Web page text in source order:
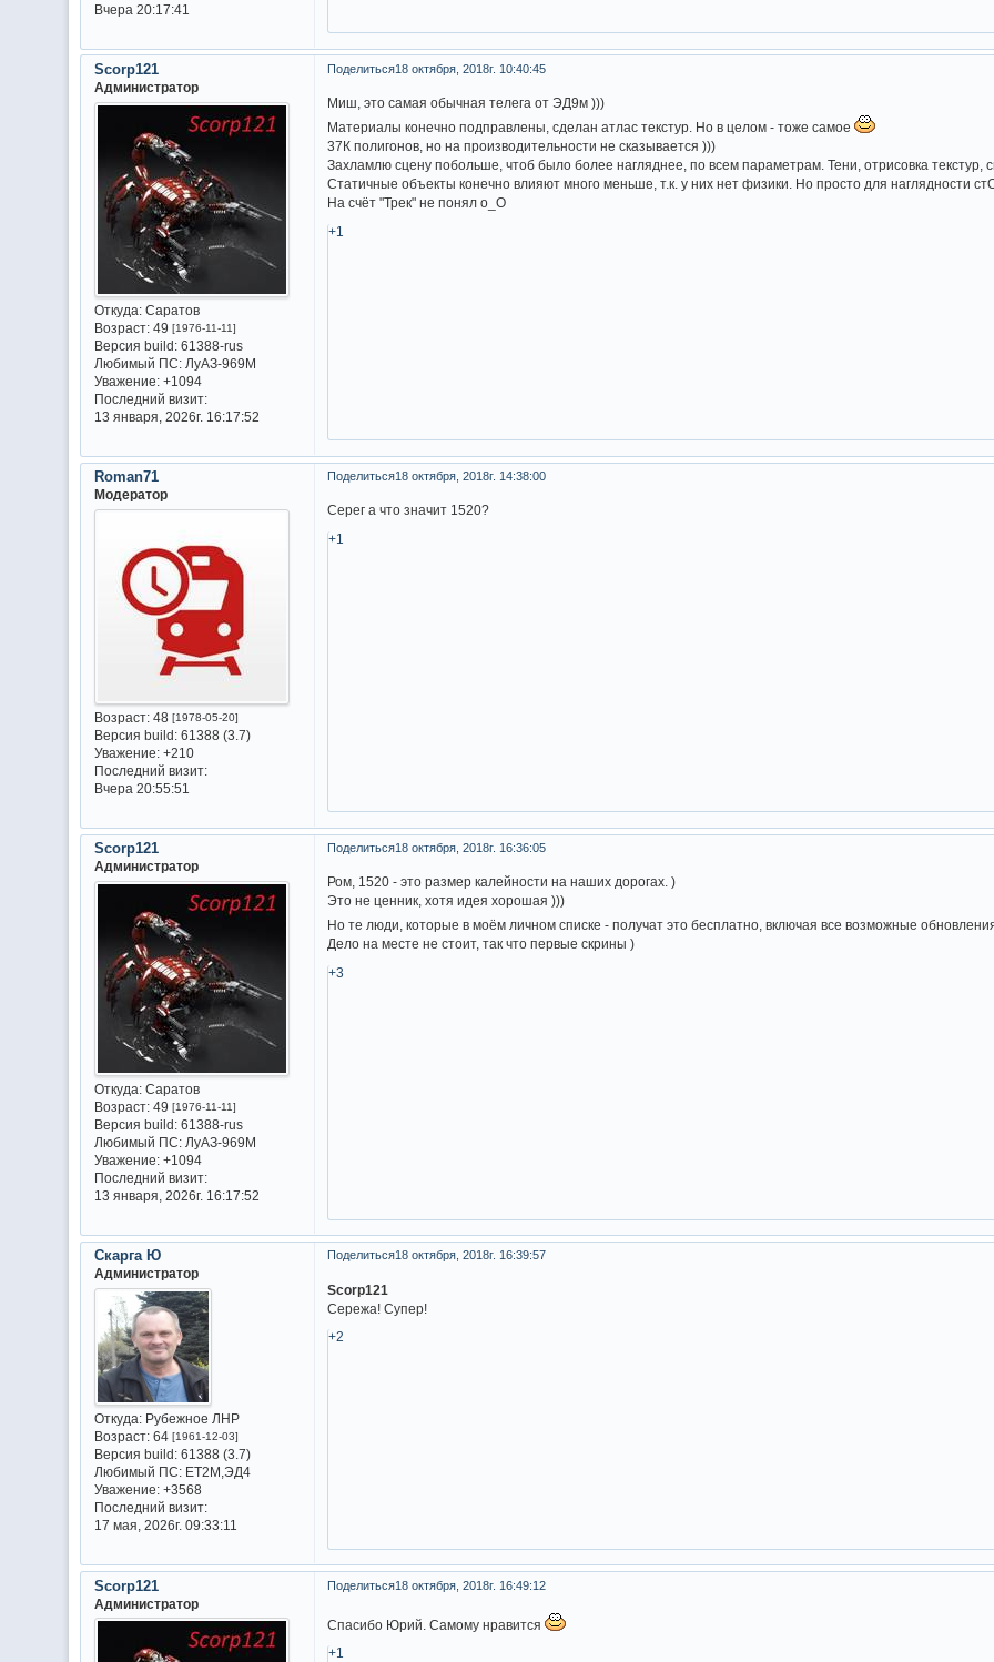
Вчера 20:17:41
Поделиться18 октября, 2018г. 10:40:45
Scorp121
Администратор
Откуда:Саратов
Возраст:49 [1976-11-11]
Версия build:61388-rus
Любимый ПС:ЛуАЗ-969М
Уважение: +1094
Последний визит:
13 января, 2026г. 16:17:52
Миш, это самая обычная телега от ЭД9м )))
Материалы конечно подправлены, сделан атлас текстур. Но в целом - тоже самое
37К полигонов, но на производительности не сказывается )))
Захламлю сцену побольше, чтоб было более нагляднее, по всем параметрам. Тени, отрисовка текстур,
Статичные объекты конечно влияют много меньше, т.к. у них нет физики. Но просто для наглядности
На счёт "Трек" не понял о_О
+1
Поделиться18 октября, 2018г. 14:38:00
Roman71
Модератор
Возраст:48 [1978-05-20]
Версия build:61388 (3.7)
Уважение: +210
Последний визит:
Вчера 20:55:51
Серег а что значит 1520?
+1
Поделиться18 октября, 2018г. 16:36:05
Scorp121
Администратор
Откуда:Саратов
Возраст:49 [1976-11-11]
Версия build:61388-rus
Любимый ПС:ЛуАЗ-969М
Уважение: +1094
Последний визит:
13 января, 2026г. 16:17:52
Ром, 1520 - это размер калейности на наших дорогах. )
Это не ценник, хотя идея хорошая )))
Но те люди, которые в моём личном списке - получат это бесплатно, включая все возможные
Дело на месте не стоит, так что первые скрины )
+3
Поделиться18 октября, 2018г. 16:39:57
Скарга Ю
Администратор
Откуда:Рубежное ЛНР
Возраст:64 [1961-12-03]
Версия build:61388 (3.7)
Любимый ПС:ET2M,ЭД4
Уважение: +3568
Последний визит:
17 мая, 2026г. 09:33:11
Scorp121
Сережа! Супер!
+2
Поделиться18 октября, 2018г. 16:49:12
Scorp121
Администратор
Спасибо Юрий. Самому нравится
+1